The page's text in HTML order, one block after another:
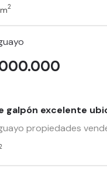
2
galpón excelente
propiedades